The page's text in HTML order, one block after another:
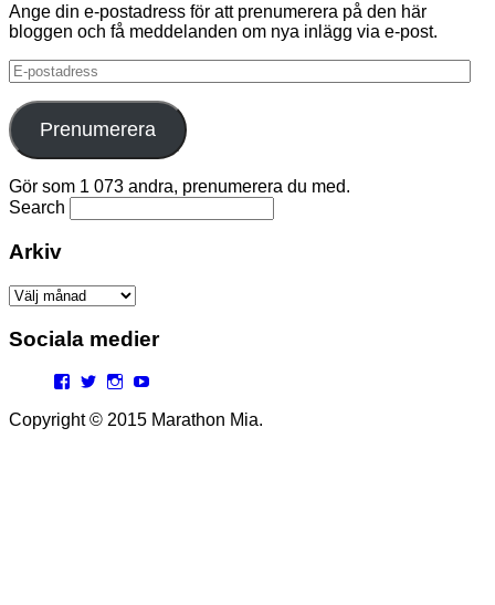
Ange din e-postadress för att prenumerera på den här
bloggen och få meddelanden om nya inlägg via e-post.
E-
postadress
Prenumerera
Gör som 1 073 andra, prenumerera du med.
Search
Arkiv
Arkiv
Sociala medier
Facebook
TwitterInstagram
Copyright © 2015 Marathon Mia.